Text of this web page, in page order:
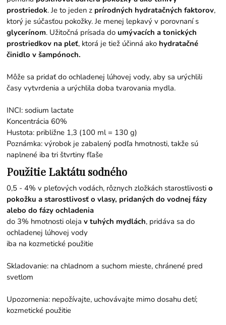
prostriedok. Je to jeden z prírodných hydratačných faktorov,
ktorý je súčasťou pokožky. Je menej lepkavý v porovnaní s
glycerínom. Užitočná prísada do umývacích a tonických
prostriedkov na pleť, ktorá je tiež účinná ako hydratačné
činidlo v šampónoch.
Môže sa pridať do ochladenej lúhovej vody, aby sa urýchlili
časy vytvrdenia a urýchlila doba tvarovania mydla.
INCI: sodium lactate
Koncentrácia 60%
Hustota: približne 1,3 (100 ml = 130 g)
Poznámka: výrobok je zabalený podľa hmotnosti, takže sú
naplnené iba tri štvrtiny fľaše
Použitie Laktátu sodného
0,5 - 4% v pleťových vodách, rôznych zložkách starostlivosti o
pokožku a starostlivosť o vlasy, pridaných do vodnej fázy
alebo do fázy ochladenia
do 3% hmotnosti oleja v tuhých mydlách, pridáva sa do
ochladenej lúhovej vody
iba na kozmetické použitie
Skladovanie: na chladnom a suchom mieste, chránené pred
svetlom
Upozornenia: nepožívajte, uchovávajte mimo dosahu detí;
kozmetické použitie